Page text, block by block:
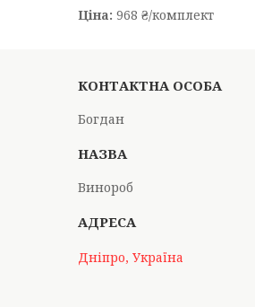
Ціна: 968 ₴/комплект
Богдан
Винороб
Дніпро, Україна